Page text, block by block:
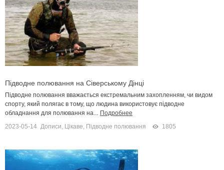
Підводне полювання на Сіверському Дінці
Підводне полювання вважається екстремальним захопленням, чи видом
спорту, який полягає в тому, що людина використовує підводне
обладнання для полювання на...
Подробнее
2023-05-14 Дописи Цікаве Підводне полювання 1805